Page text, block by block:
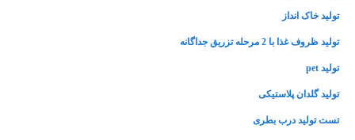
تولید خاک انداز
تولید ظروف غذا با 2 مرحله تزریق جداگانه
تولید pet
تولید گلدان پلاستیکی
تست تولید درب بطری